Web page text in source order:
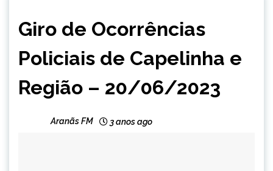
MINAS
NOTÍCIAS
Giro de Ocorrências
Policiais de Capelinha e
Região – 20/06/2023
Aranãs FM 3 anos ago